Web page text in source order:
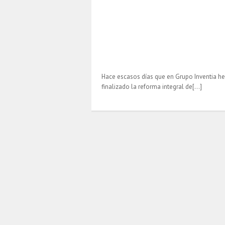
Hace escasos días que en Grupo Inventia
finalizado la reforma integral de[…]